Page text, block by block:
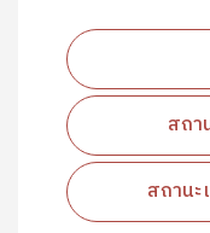
สถา
สถาน